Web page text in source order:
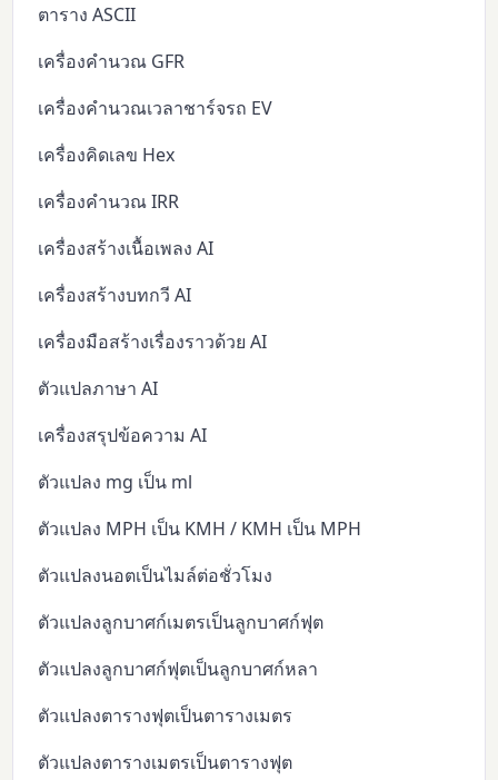
ตาราง ASCII
เครื่องคำนวณ GFR
เครื่องคำนวณเวลาชาร์จรถ EV
เครื่องคิดเลข Hex
เครื่องคำนวณ IRR
เครื่องสร้างเนื้อเพลง AI
เครื่องสร้างบทกวี AI
เครื่องมือสร้างเรื่องราวด้วย AI
ตัวแปลภาษา AI
เครื่องสรุปข้อความ AI
ตัวแปลง mg เป็น ml
ตัวแปลง MPH เป็น KMH / KMH เป็น MPH
ตัวแปลงนอตเป็นไมล์ต่อชั่วโมง
ตัวแปลงลูกบาศก์เมตรเป็นลูกบาศก์ฟุต
ตัวแปลงลูกบาศก์ฟุตเป็นลูกบาศก์หลา
ตัวแปลงตารางฟุตเป็นตารางเมตร
ตัวแปลงตารางเมตรเป็นตารางฟุต